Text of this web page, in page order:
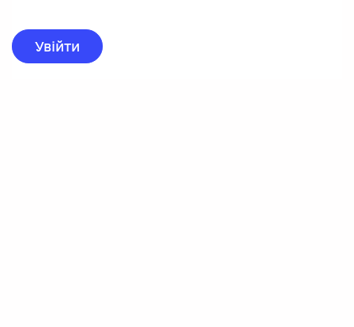
реєстрації.
Увійти